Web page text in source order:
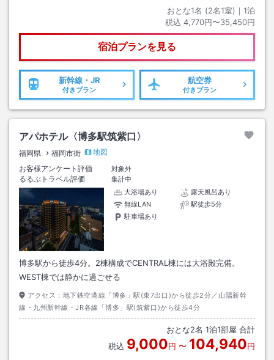
おとな1名 (2名1室)｜ 1泊
税込 4,770円〜35,450円
宿泊プランを見る
新幹線・JR
付きプラン
航空券
付きプラン
アパホテル〈博多駅筑紫口〉
福岡県 福岡市街
地図
お客様アンケート評価
対象外
るるぶトラベル評価
集計中
大浴場あり
露天風呂あり
無線LAN
駅徒歩5分
駐車場あり
博多駅から徒歩4分。2棟構成でCENTRAL棟には大浴殿完備。
WEST棟では静かに過ごせる
アクセス： 地下鉄空港線「博多」駅(東7出口)から徒歩2分／山陽新幹
線・九州新幹線・JR各線「博多」駅(筑紫口)から徒歩4分
おとな2名 1泊1部屋 合計
税込 9,000円 〜 104,940円